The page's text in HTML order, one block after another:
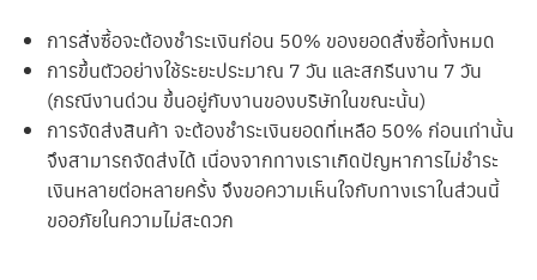
การสั่งซื้อจะต้องชำระเงินก่อน 50% ของยอดสั่งซื้อทั้งหมด
การขึ้นตัวอย่างใช้ระยะประมาณ 7 วัน และสกรีนงาน 7 วัน
(กรณีงานด่วน ขึ้นอยู่กับงานของบริษัทในขณะนั้น)
การจัดส่งสินค้า จะต้องชำระเงินยอดที่เหลือ 50% ก่อนเท่านั้น
จึงสามารถจัดส่งได้ เนื่องจากทางเราเกิดปัญหาการไม่ชำระ
เงินหลายต่อหลายครั้ง จึงขอความเห็นใจกับทางเราในส่วนนี้
ขออภัยในความไม่สะดวก